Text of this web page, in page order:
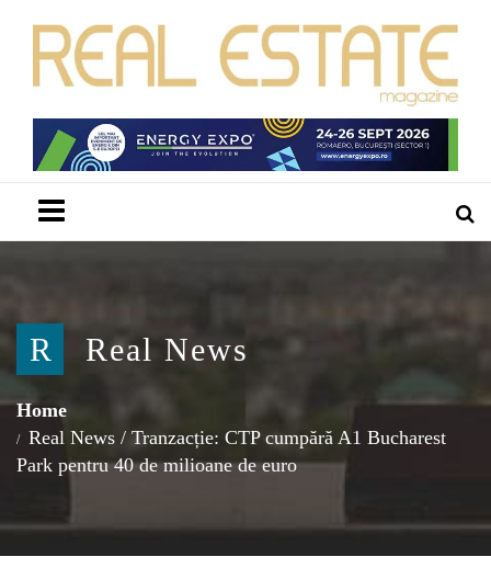
R Real News
Home
Real News / Tranzacție: CTP cumpără A1 Bucharest
Park pentru 40 de milioane de euro